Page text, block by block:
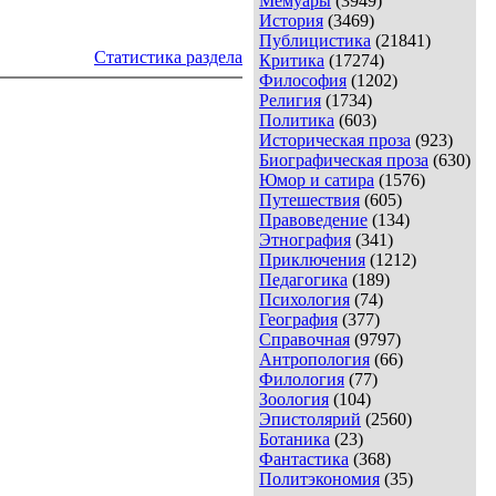
История (3469)
Публицистика (21841)
Критика (17274)
Философия (1202)
Религия (1734)
Политика (603)
Историческая проза (923)
Биографическая проза (630)
Юмор и сатира (1576)
Путешествия (605)
Правоведение (134)
Этнография (341)
Приключения (1212)
Педагогика (189)
Психология (74)
География (377)
Справочная (9797)
Антропология (66)
Филология (77)
Зоология (104)
Эпистолярий (2560)
Ботаника (23)
Фантастика (368)
Политэкономия (35)
Статистика раздела